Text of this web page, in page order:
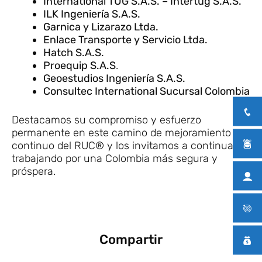
ILK Ingeniería S.A.S.
Garnica y Lizarazo Ltda.
Enlace Transporte y Servicio Ltda.
Hatch S.A.S.
Proequip S.A.S.
Geoestudios Ingeniería S.A.S.
Consultec International Sucursal Colombia
Destacamos su compromiso y esfuerzo
permanente en este camino de mejoramiento
continuo del RUC® y los invitamos a continuar
trabajando por una Colombia más segura y
próspera.
Compartir